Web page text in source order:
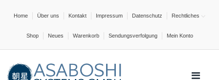
Home Über uns Kontakt Impressum Datenschutz Rechtliches
Shop Neues Warenkorb Sendungsverfolgung Mein Konto